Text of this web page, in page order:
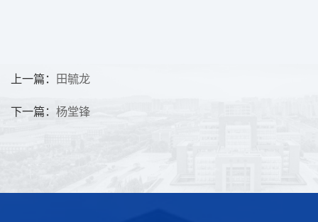
上一篇： 田毓龙
下一篇： 杨堂锋